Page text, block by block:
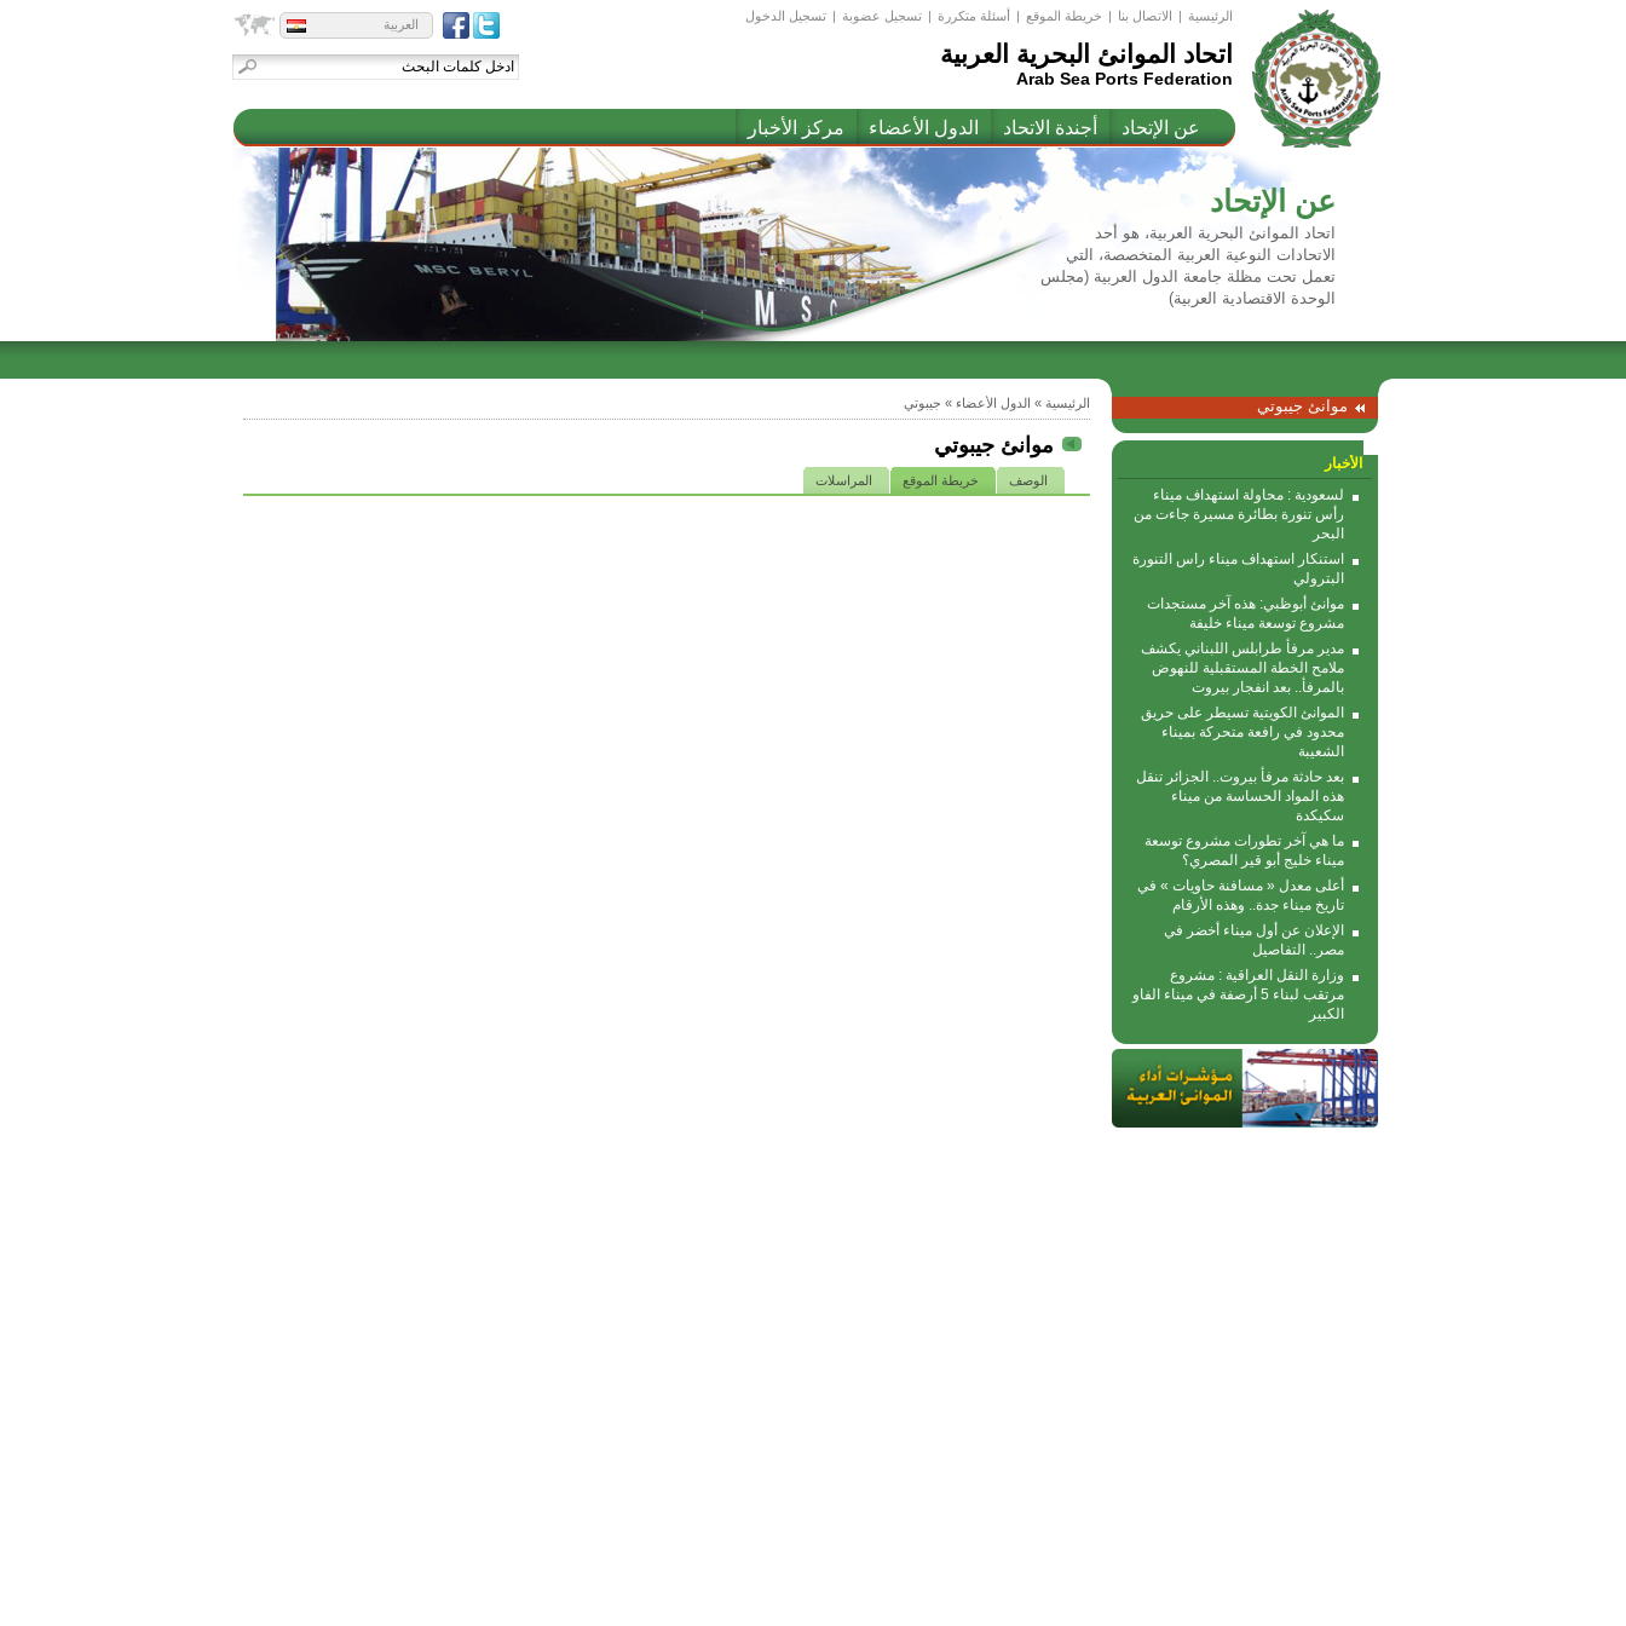
الرئيسية | اﻻتصال بنا | خريطة الموقع | أسئلة متكررة | تسجيل عضوبة | تسجيل الدخول
اتحاد الموانئ البحرية العربية
Arab Sea Ports Federation
العربية
عن الإتحاد أجندة الاتحاد الدول الأعضاء مركز الأخبار
عن الإتحاد
اتحاد الموانئ البحرية العربية، هو أحد
الاتحادات النوعية العربية المتخصصة، التي
تعمل تحت مظلة جامعة الدول العربية (مجلس
الوحدة الاقتصادية العربية)
موانئ جيبوتي
الأخبار
لسعودية : محاولة استهداف ميناء
رأس تنورة بطائرة مسيرة جاءت من
البحر
استنكار استهداف ميناء راس التنورة
البترولي
موانئ أبوظبي: هذه آخر مستجدات
مشروع توسعة ميناء خليفة
مدير مرفأ طرابلس اللبناني يكشف
ملامح الخطة المستقبلية للنهوض
بالمرفأ.. بعد انفجار بيروت
الموانئ الكويتية تسيطر على حريق
محدود في رافعة متحركة بمیناء
الشعیبة
بعد حادثة مرفأ بيروت.. الجزائر تنقل
هذه المواد الحساسة من ميناء
سكيكدة
ما هي آخر تطورات مشروع توسعة
ميناء خليج أبو قير المصري؟
أعلى معدل « مسافنة حاويات » في
تاريخ ميناء جدة.. وهذه الأرقام
الإعلان عن أول ميناء أخضر في
مصر.. التفاصيل
وزارة النقل العراقية : مشروع
مرتقب لبناء 5 أرصفة في ميناء الفاو
الكبير
الرئيسية » الدول الأعضاء » جيبوتي
موانئ جيبوتي
الوصف خريطة الموقع المراسلات